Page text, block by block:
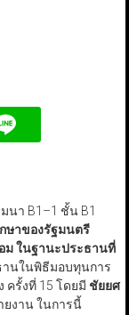
นา B1–1 ชั้น B1
ษาของรัฐมนตรี
ม ในฐานะประธานที่
านในพิธีมอบทุนการ
ครั้งที่ 15 โดยมี ชัยยศ
งาน ในการนี้